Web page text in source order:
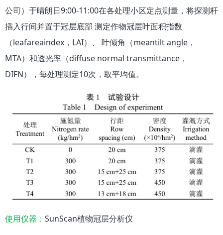
公司）于晴朗日9:00-11:00在各处理小区定点测量，将探测杆
插入行间并置于冠层底部 测定作物冠层叶面积指数
（leafareaindex，LAI）、 叶倾角（meantilt angle，
MTA）和透光率（diffuse normal transmittance，
DIFN），每处理测定10次，取平均值。
使用仪器： SunScan植物冠层分析仪